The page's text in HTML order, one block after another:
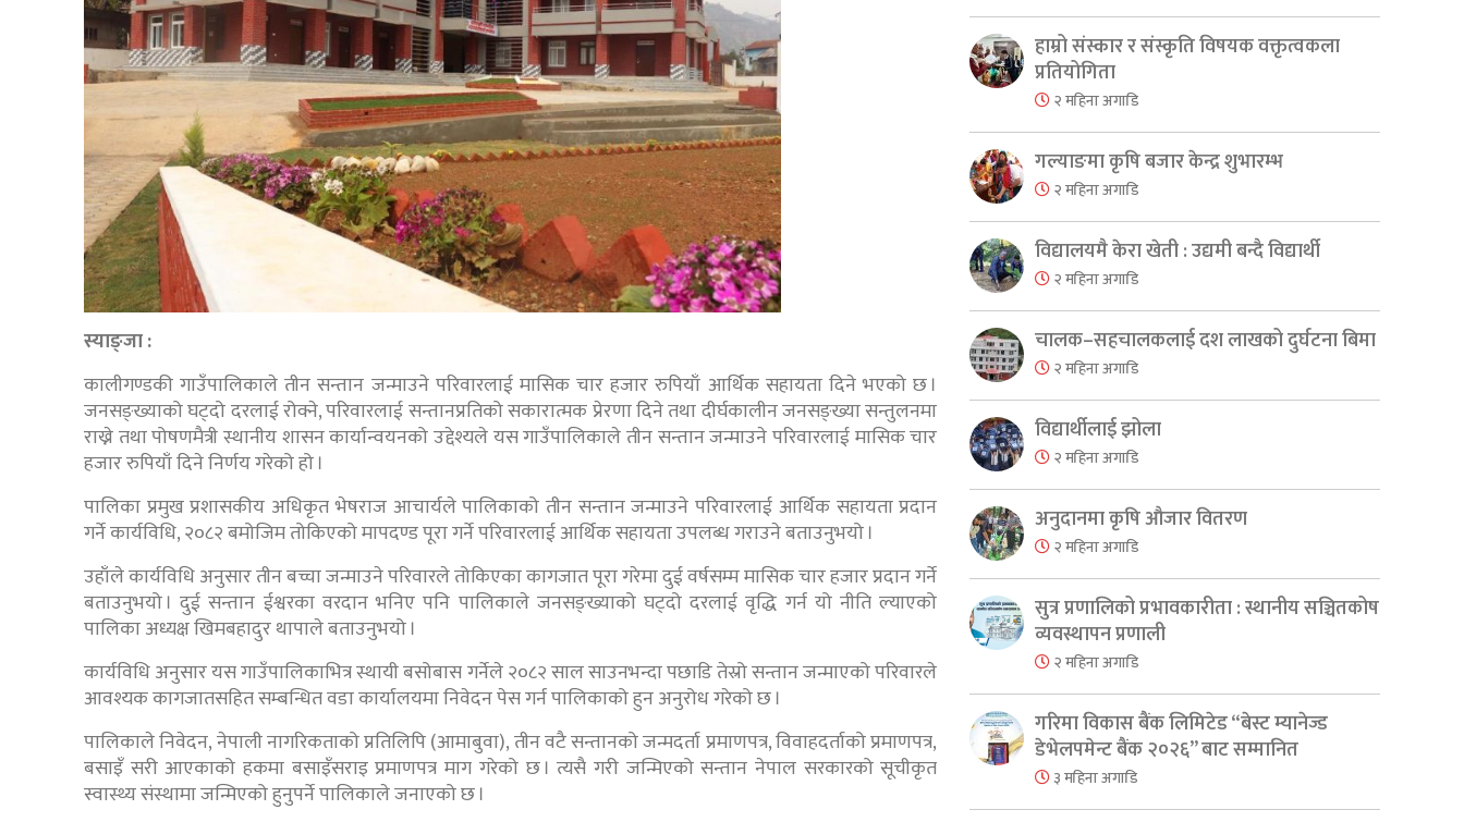
स्याङ्जा :
कालीगण्डकी गाउँपालिकाले तीन सन्तान जन्माउने परिवारलाई मासिक चार हजार रुपियाँ आर्थिक सहायता दिने भएको छ ।
जनसङ्ख्याको घट्दो दरलाई रोक्ने, परिवारलाई सन्तानप्रतिको सकारात्मक प्रेरणा दिने तथा दीर्घकालीन जनसङ्ख्या सन्तुलनमा
राख्ने तथा पोषणमैत्री स्थानीय शासन कार्यान्वयनको उद्देश्यले यस गाउँपालिकाले तीन सन्तान जन्माउने परिवारलाई मासिक चार
हजार रुपियाँ दिने निर्णय गरेको हो ।
पालिका प्रमुख प्रशासकीय अधिकृत भेषराज आचार्यले पालिकाको तीन सन्तान जन्माउने परिवारलाई आर्थिक सहायता प्रदान
गर्ने कार्यविधि, २०८२ बमोजिम तोकिएको मापदण्ड पूरा गर्ने परिवारलाई आर्थिक सहायता उपलब्ध गराउने बताउनुभयो ।
उहाँले कार्यविधि अनुसार तीन बच्चा जन्माउने परिवारले तोकिएका कागजात पूरा गरेमा दुई वर्षसम्म मासिक चार हजार प्रदान गर्ने
बताउनुभयो । दुई सन्तान ईश्वरका वरदान भनिए पनि पालिकाले जनसङ्ख्याको घट्दो दरलाई वृद्धि गर्न यो नीति ल्याएको
पालिका अध्यक्ष खिमबहादुर थापाले बताउनुभयो ।
कार्यविधि अनुसार यस गाउँपालिकाभित्र स्थायी बसोबास गर्नेले २०८२ साल साउनभन्दा पछाडि तेस्रो सन्तान जन्माएको परिवारले
आवश्यक कागजातसहित सम्बन्धित वडा कार्यालयमा निवेदन पेस गर्न पालिकाको हुन अनुरोध गरेको छ ।
पालिकाले निवेदन, नेपाली नागरिकताको प्रतिलिपि (आमाबुवा), तीन वटै सन्तानको जन्मदर्ता प्रमाणपत्र, विवाहदर्ताको प्रमाणपत्र,
बसाइँ सरी आएकाको हकमा बसाइँसराइ प्रमाणपत्र माग गरेको छ । त्यसै गरी जन्मिएको सन्तान नेपाल सरकारको सूचीकृत
स्वास्थ्य संस्थामा जन्मिएको हुनुपर्ने पालिकाले जनाएको छ ।
हाम्रो संस्कार र संस्कृति विषयक वक्तृत्वकला
प्रतियोगिता
२ महिना अगाडि
गल्याङमा कृषि बजार केन्द्र शुभारम्भ
२ महिना अगाडि
विद्यालयमै केरा खेती : उद्यमी बन्दै विद्यार्थी
२ महिना अगाडि
चालक–सहचालकलाई दश लाखको दुर्घटना बिमा
२ महिना अगाडि
विद्यार्थीलाई झोला
२ महिना अगाडि
अनुदानमा कृषि औजार वितरण
२ महिना अगाडि
सुत्र प्रणालिको प्रभावकारीता : स्थानीय सञ्चितकोष
व्यवस्थापन प्रणाली
२ महिना अगाडि
गरिमा विकास बैंक लिमिटेड “बेस्ट म्यानेज्ड
डेभेलपमेन्ट बैंक २०२६” बाट सम्मानित
३ महिना अगाडि